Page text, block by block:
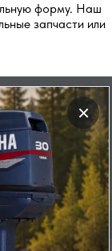
форму. Наш
запчасти или
×